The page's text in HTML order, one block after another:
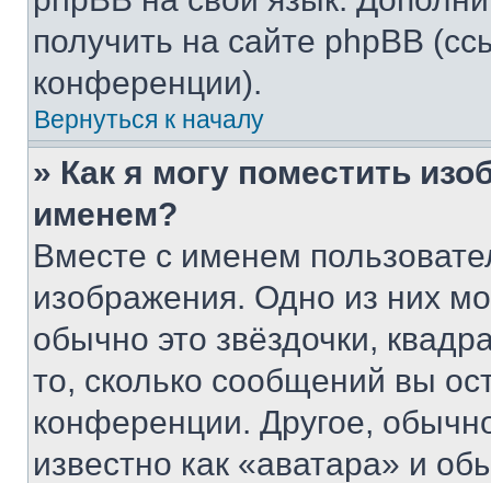
получить на сайте phpBB
конференции).
Вернуться к началу
» Как я могу поместить
именем?
Вместе с именем
изображения. Одно из них
обычно это звёздочки,
то, сколько сообщений вы
конференции. Другое,
известно как «аватара» и